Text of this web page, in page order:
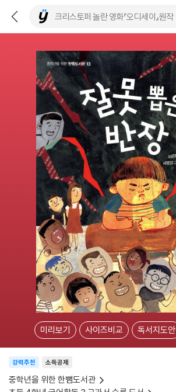
미리보기 사이즈비교 독서지도안
소득공제
강력추천
중학년을 위한 한뼘도서관